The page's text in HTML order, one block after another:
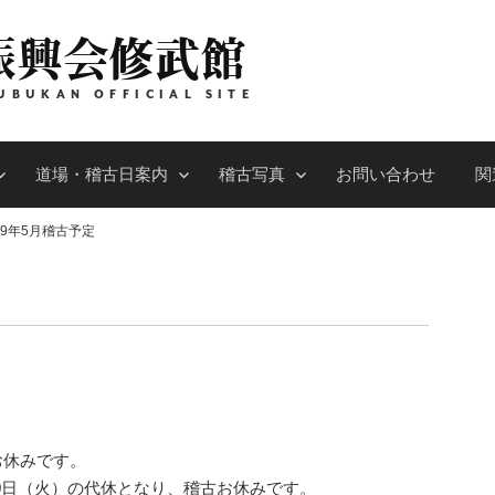
会修武館
OFFICIAL SITE
道場・稽古日案内 稽古写真 お問い合わせ
年5月稽古予定
みです。
火）の代休となり、稽古お休みです。